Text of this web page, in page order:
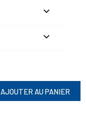
AJOUTER AU PANIER

